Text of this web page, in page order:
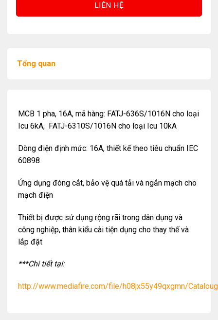
LIÊN HỆ
Tổng quan
MCB 1 pha, 16A, mã hàng: FATJ-636S/1016N cho loại
Icu 6kA, FATJ-6310S/1016N cho loại Icu 10kA
Dòng điện định mức: 16A, thiết kế theo tiêu chuẩn IEC
60898
Ứng dụng đóng cắt, bảo vệ quá tải và ngắn mạch cho
mạch điện
Thiết bị được sử dụng rộng rãi trong dân dụng và
công nghiệp, thân kiểu cài tiện dụng cho thay thế và
lắp đặt
***Chi tiết tại:
http://www.mediafire.com/file/h08jx55y49qxgmn/